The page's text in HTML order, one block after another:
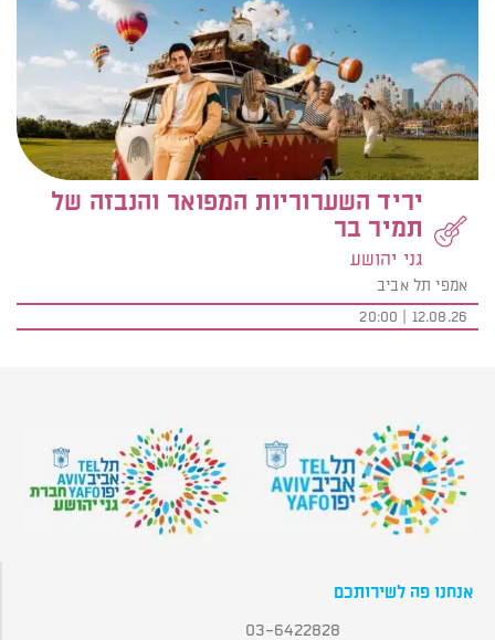
יריד השערוריות המפואר והנבזה של
תמיר בר
גני יהושע
אמפי תל אביב
12.08.26 | 20:00
אנחנו פה לשירותכם
03-6422828